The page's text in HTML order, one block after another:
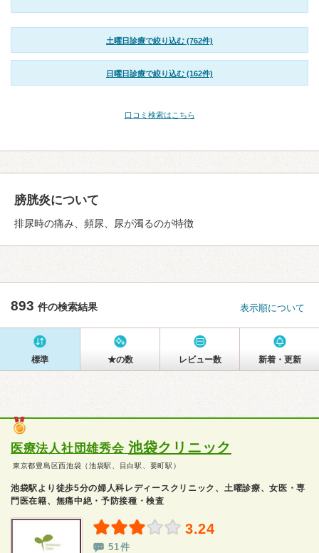
土曜日診療で絞り込む (762件)
日曜日診療で絞り込む (162件)
口コミ検索はこちら
膀胱炎について
排尿時の痛み、頻尿、尿が濁るのが特徴
893 件の検索結果 表示順について
標準 ★の数 レビュー数 新着・更新
医療法人社団雄秀会 池袋クリニック
東京都豊島区西池袋（池袋駅、目白駅、要町駅）
池袋駅より徒歩5分の婦人科レディースクリニック、土曜診療、女医・専
門医在籍、無痛中絶・予防接種・検査
3.24
51件